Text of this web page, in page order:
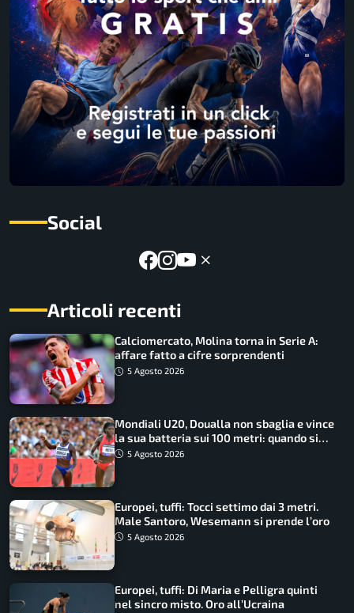
Social
Articoli recenti
Calciomercato, Molina torna in Serie A:
affare fatto a cifre sorprendenti
5 Agosto 2026
Mondiali U20, Doualla non sbaglia e vince
la sua batteria sui 100 metri: quando si
disputano le finali
5 Agosto 2026
Europei, tuffi: Tocci settimo dai 3 metri.
Male Santoro, Wesemann si prende l’oro
5 Agosto 2026
Europei, tuffi: Di Maria e Pelligra quinti
nel sincro misto. Oro all’Ucraina